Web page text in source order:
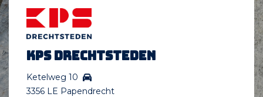
KPS Drechtsteden
Ketelweg 10
3356 LE Papendrecht